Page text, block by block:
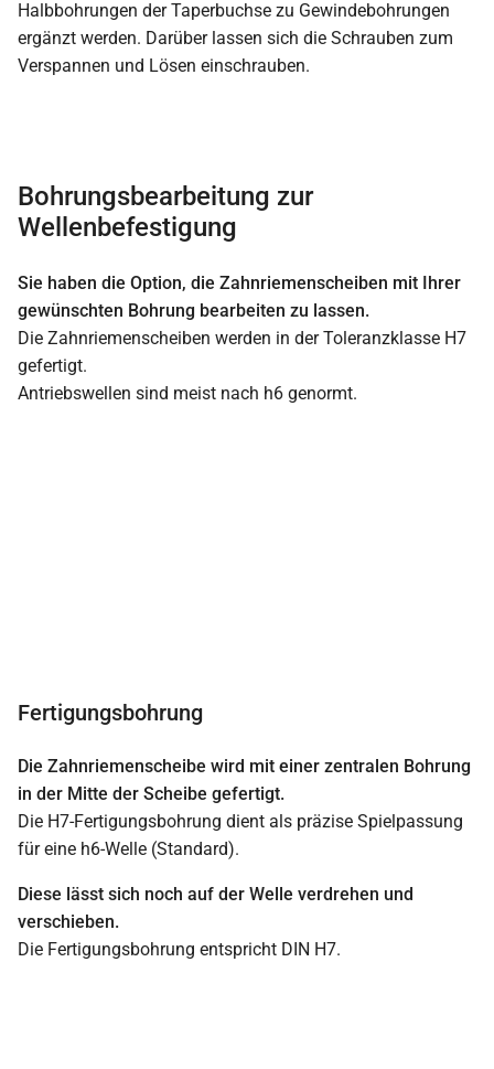
Halbbohrungen der Taperbuchse zu Gewindebohrungen
ergänzt werden. Darüber lassen sich die Schrauben zum
Verspannen und Lösen einschrauben.
Bohrungsbearbeitung zur
Wellenbefestigung
Sie haben die Option, die Zahnriemenscheiben mit Ihrer
gewünschten Bohrung bearbeiten zu lassen.
Die Zahnriemenscheiben werden in der Toleranzklasse H7
gefertigt.
Antriebswellen sind meist nach h6 genormt.
Fertigungsbohrung
Die Zahnriemenscheibe wird mit einer zentralen Bohrung
in der Mitte der Scheibe gefertigt.
Die H7-Fertigungsbohrung dient als präzise Spielpassung
für eine h6-Welle (Standard).
Diese lässt sich noch auf der Welle verdrehen und
verschieben.
Die Fertigungsbohrung entspricht DIN H7.